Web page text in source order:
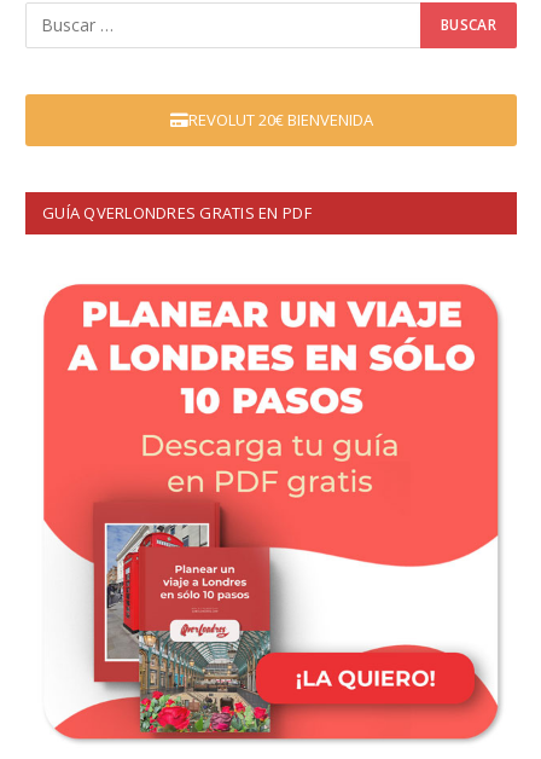
REVOLUT 20€ BIENVENIDA
GUÍA QVERLONDRES GRATIS EN PDF